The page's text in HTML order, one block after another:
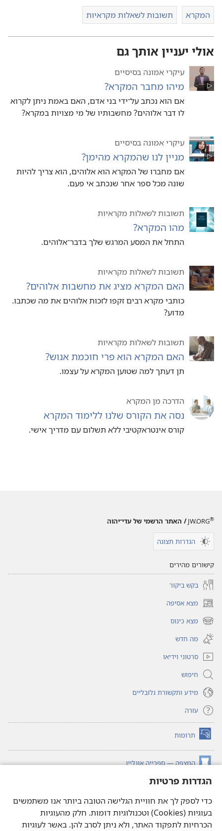
הגדרות פרטיות
כדי לספק לך את חוויית הגלישה הטובה ביותר אנו משתמשים
בעוגיות (Cookies) וטכנולוגיות דומות. חלק מהעוגיות
הכרחיות לתפקוד האתר, ולא ניתן לסרב להן. באשר לעוגיות
המקרא תשובות לשאלות מקראיות
אולי יעניין אותך גם
עיקרי אמונה בסיסיים
מיהו מחבר המקרא?‏
אם הוא נכתב על־ידי בני אדם, האם באמת ניתן לקרוא
לו דבר אלוהים? מחשבותיו של מי מצויות במקרא?
עיקרי אמונה בסיסיים
מניין לנו שהמקרא מהימן?‏
אם מחברו של המקרא הוא אלוהים, הוא צריך להיות
שונה מכל ספר אחר שנכתב אי פעם.‏
תשובות לשאלות מקראיות
מהו המקרא?‏
התחל את המסע המרגש שלך בדבר־אלוהים.‏
תשובות לשאלות מקראיות
האם המקרא מציג את מחשבות אלוהים?‏
כותבי מקרא רבים זקפו לזכות אלוהים את מה שכתבו.‏
מדוע?‏
תשובות לשאלות מקראיות
האם המקרא הוא פרי חוכמת אנוש?‏
תן דעתך למה שטוען המקרא על עצמו.‏
הדרכה מן המקרא
נסה את הקורס שלנו ללימוד המקרא
קורס אינטראקטיבי ללא תשלום עם מדריך אישי.‏
JW.ORG® / האתר הרשמי של עדי־יהוה
הגדרות תצוגה
קישורים מהירים
בקש ביקור
מצא אסיפה(פותח
חלון
חדש)
מצא כינוס(פותח
חלון
חדש)
מה חדש
סרטוני וידיאו
חיפוש
מידע ותקשורת גלובליים
עזרה
תרומות (פותח
חלון
חדש) המצפה — ספרייה אונליין (פותח
חדש) JW Hub
®
חלון